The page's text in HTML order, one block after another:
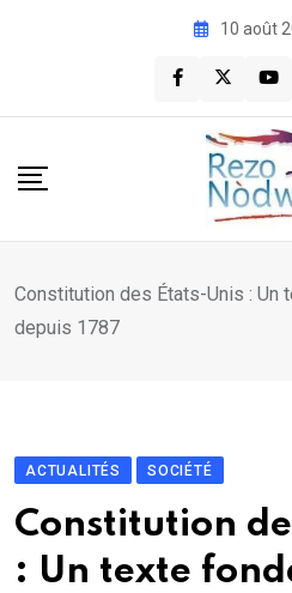
10 août
Constitution des États-Unis : Un
depuis 1787
ACTUALITÉS SOCIÉTÉ
Constitution
: Un texte